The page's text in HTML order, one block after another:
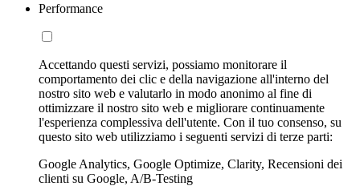
Performance
Accettando questi servizi, possiamo monitorare il
comportamento dei clic e della navigazione all'interno del
nostro sito web e valutarlo in modo anonimo al fine di
ottimizzare il nostro sito web e migliorare continuamente
l'esperienza complessiva dell'utente. Con il tuo consenso, su
questo sito web utilizziamo i seguenti servizi di terze parti:
Google Analytics, Google Optimize, Clarity, Recensioni dei
clienti su Google, A/B-Testing